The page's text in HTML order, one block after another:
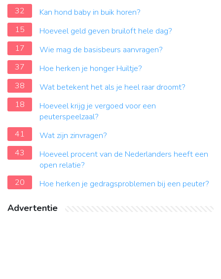
32
Kan hond baby in buik horen?
15
Hoeveel geld geven bruiloft hele dag?
17
Wie mag de basisbeurs aanvragen?
37
Hoe herken je honger Huiltje?
38
Wat betekent het als je heel raar droomt?
18
Hoeveel krijg je vergoed voor een
peuterspeelzaal?
41
Wat zijn zinvragen?
43
Hoeveel procent van de Nederlanders heeft een
open relatie?
20
Hoe herken je gedragsproblemen bij een peuter?
Advertentie